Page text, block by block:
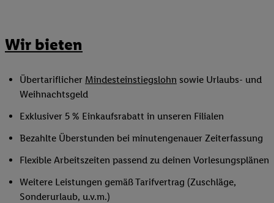
Wir bieten
Übertariflicher Mindesteinstiegslohn sowie Urlaubs- und
Weihnachtsgeld
Exklusiver 5 % Einkaufsrabatt in unseren Filialen
Bezahlte Überstunden bei minutengenauer Zeiterfassung
Flexible Arbeitszeiten passend zu deinen Vorlesungsplänen
Weitere Leistungen gemäß Tarifvertrag (Zuschläge,
Sonderurlaub, u.v.m.)